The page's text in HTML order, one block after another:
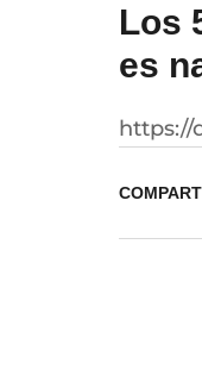
Los
es
https://